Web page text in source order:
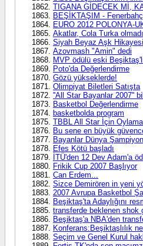
TIGANA GİDECEK Mİ,
BEŞİKTAŞIM -
EURO 2012 POLONYA-
Akatlar, Cola Turka
Siyah Beyaz Aşk Hikayesi
Azovmash "Amin" dedi
MVP ödülü eski
Poto'da Değerlendirme
Gözü yükseklerde!
Olimpiyat Biletleri Satışta
''All Star Bayanlar 2007''
Basketbol Değerlendirme
basketbolda program
TBBL All Star İçin Oylama
Bu sene en büyük
Bayanlar Dünya
Efes Kötü başladı
İTÜ'den 12 Dev Adam'a
Frikik Cup 2007 Başlıyor
Can Erdem...
Sizce Demirören in yeni
2007 Avrupa Basketbol
Beşiktaş'ta Adaylığını
transferde beklenen shok
Beşiktaş'a NBA'den
Konferans:Beşiktaşlılık
Seçim ve Genel Kurul